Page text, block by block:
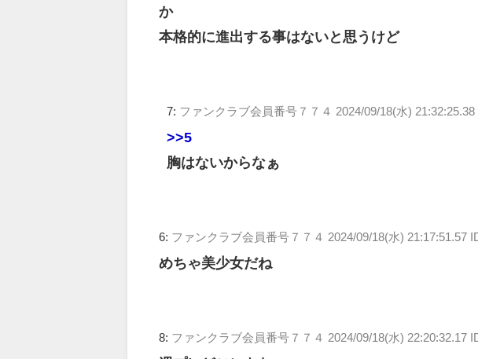
か
本格的に進出する事はないと思うけど
7: ファンクラブ会員番号７７４ 2024/09/18(水)
>>5
胸はないからなぁ
6: ファンクラブ会員番号７７４ 2024/09/18(水) 21:17:51.57
めちゃ美少女だね
8: ファンクラブ会員番号７７４ 2024/09/18(水) 22:20:32.17